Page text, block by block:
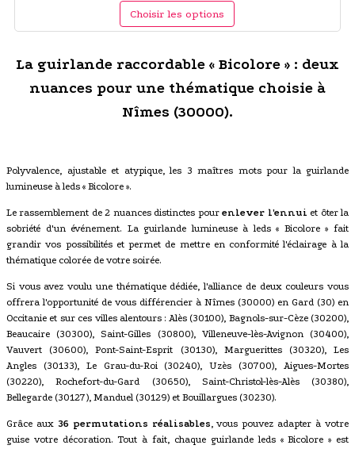
Choisir les options
La guirlande raccordable « Bicolore » : deux
nuances pour une thématique choisie à
Nîmes (30000).
Polyvalence, ajustable et atypique, les 3 maîtres mots pour la guirlande
lumineuse à leds « Bicolore ».
Le rassemblement de 2 nuances distinctes pourenlever l'ennui et ôter la
sobriété d'un événement. La guirlande lumineuse à leds « Bicolore » fait
grandir vos possibilités et permet de mettre en conformité l'éclairage à la
thématique colorée de votre soirée.
Si vous avez voulu une thématique dédiée, l'alliance de deux couleurs vous
offrera l'opportunité de vous différencier à Nîmes (30000) en Gard (30) en
Occitanie et sur ces villes alentours : Alès (30100), Bagnols-sur-Cèze (30200),
Beaucaire (30300), Saint-Gilles (30800), Villeneuve-lès-Avignon (30400),
Vauvert (30600), Pont-Saint-Esprit (30130), Marguerittes (30320), Les
Angles (30133), Le Grau-du-Roi (30240), Uzès (30700), Aigues-Mortes
(30220), Rochefort-du-Gard (30650), Saint-Christol-lès-Alès (30380),
Bellegarde (30127), Manduel (30129) et Bouillargues (30230).
Grâce aux 36 permutations réalisables, vous pouvez adapter à votre
guise votre décoration. Tout à fait, chaque guirlande leds « Bicolore » est